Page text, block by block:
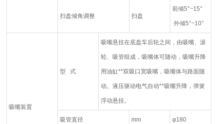
扫盘倾角调整 扫盘
前倾5°~15°
外倾5°~10°
吸嘴装置
型 式
吸嘴悬挂在底盘车后轮之间，由吸嘴、滚
轮、吸管组成，吸嘴体可随动，吸嘴升降
用油缸**双吸口宽吸嘴，吸嘴体与路面随
动。液压驱动电气自动**吸嘴升降，弹簧
浮动悬挂。
吸管直径 mm φ180